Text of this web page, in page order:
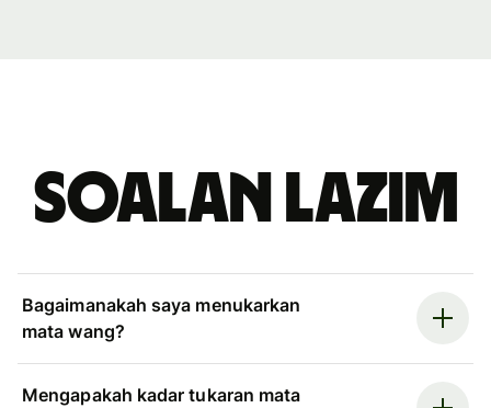
Soalan Lazim
Bagaimanakah saya menukarkan
mata wang?
Mengapakah kadar tukaran mata